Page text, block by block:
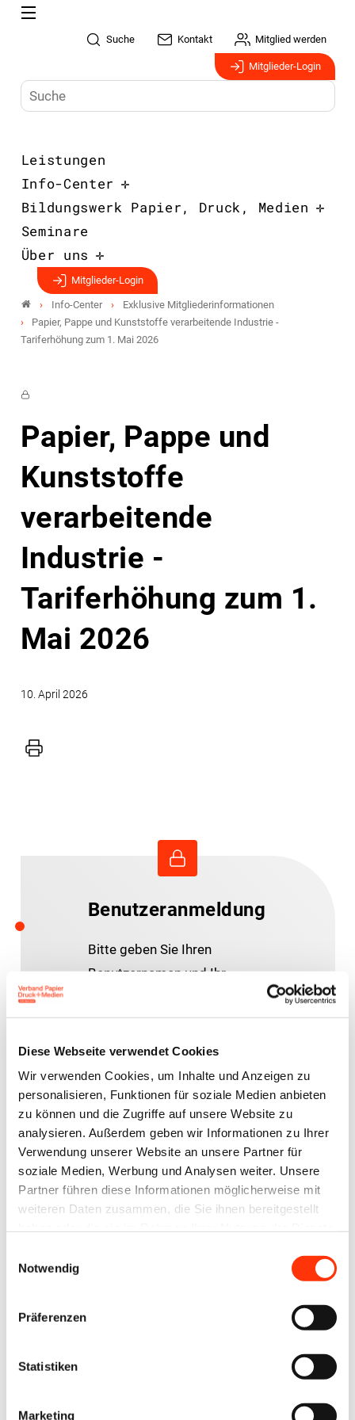
Diese Webseite verwendet Cookies
Wir verwenden Cookies, um Inhalte und Anzeigen zu
personalisieren, Funktionen für soziale Medien anbieten
zu können und die Zugriffe auf unsere Website zu
analysieren. Außerdem geben wir Informationen zu Ihrer
Verwendung unserer Website an unsere Partner für
soziale Medien, Werbung und Analysen weiter. Unsere
Partner führen diese Informationen möglicherweise mit
weiteren Daten zusammen, die Sie ihnen bereitgestellt
Notwendig
Präferenzen
Statistiken
Marketing
Suche Kontakt Mitglied werden
Mitglieder-Login
Leistungen
Info-Center
Bildungswerk Papier, Druck, Medien
Seminare
Über uns
Mitglieder-Login
Info-Center
Exklusive Mitgliederinformationen
Papier, Pappe und Kunststoffe verarbeitende Industrie -
Tariferhöhung zum 1. Mai 2026
Papier, Pappe und
Kunststoffe
verarbeitende
Industrie -
Tariferhöhung zum 1.
Mai 2026
10. April 2026
Drucker
Benutzeranmeldung
Bitte geben Sie Ihren
Benutzernamen und Ihr
Website anzumelden.
E-Mail-Adresse
Passwort:
Zur Übersicht